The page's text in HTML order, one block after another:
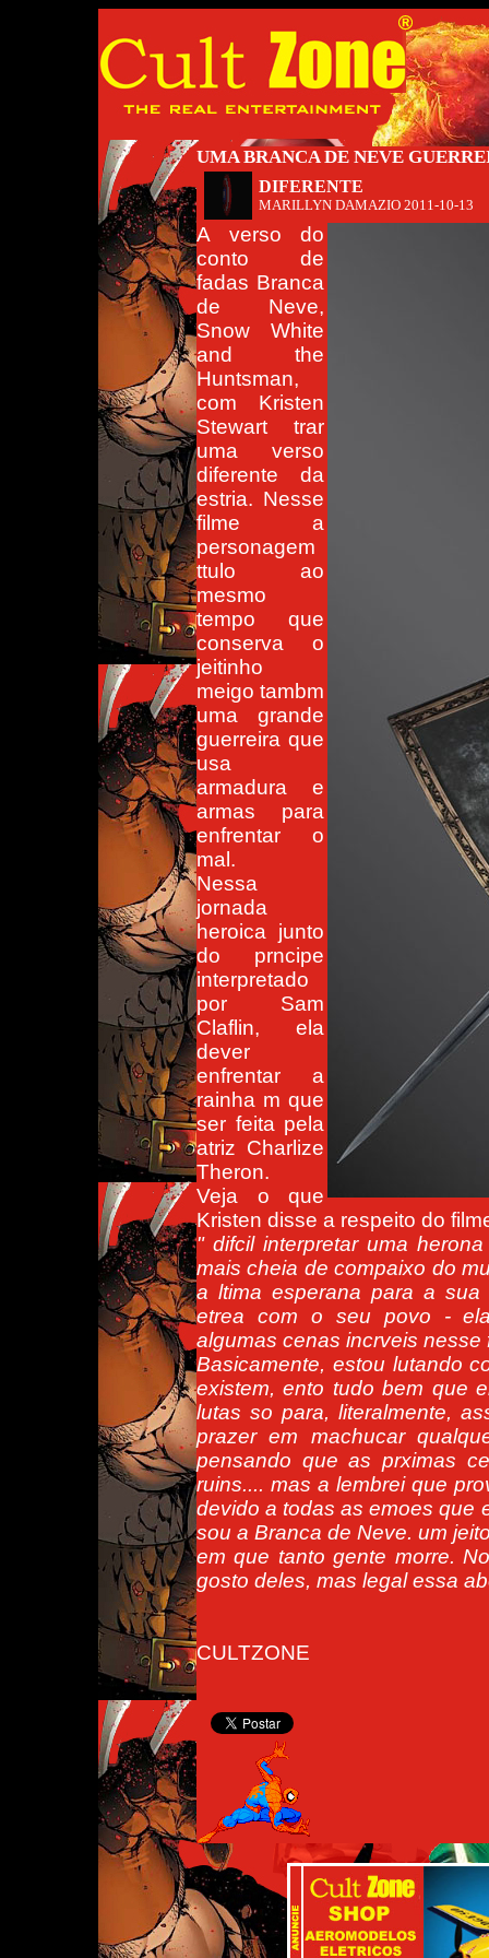
UMA BRANCA DE NEVE
DIFERENTE
MARILLYN DAMAZIO 2011-10-13
A verso do
conto de
fadas Branca
de Neve,
Snow White
and the
Huntsman,
com Kristen
Stewart trar
uma verso
diferente da
estria. Nesse
filme a
personagem
ttulo ao
mesmo
tempo que
conserva o
jeitinho
meigo tambm
uma grande
guerreira que
usa
armadura e
armas para
enfrentar o
mal.
Nessa
jornada
heroica junto
do prncipe
interpretado
por Sam
Claflin, ela
dever
enfrentar a
rainha m que
ser feita pela
atriz Charlize
Theron.
Veja o que
Kristen disse a respeito do
" difcil interpretar uma
mais cheia de compaixo do
a ltima esperana para a
etrea com o seu povo -
algumas cenas incrveis nesse
Basicamente, estou lutando
existem, ento tudo bem que
lutas so para, literalmente,
prazer em machucar
pensando que as prximas
ruins.... mas a lembrei que
devido a todas as emoes que
sou a Branca de Neve. um
em que tanto gente morre.
gosto deles, mas legal essa
CULTZONE